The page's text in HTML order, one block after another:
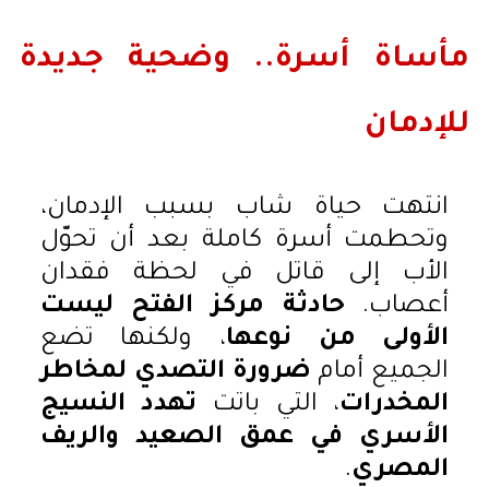
مأساة أسرة.. وضحية جديدة
للإدمان
انتهت حياة شاب بسبب الإدمان،
وتحطمت أسرة كاملة بعد أن تحوّل
الأب إلى قاتل في لحظة فقدان
أعصاب. حادثة مركز الفتح ليست
الأولى من نوعها، ولكنها تضع
الجميع أمام ضرورة التصدي لمخاطر
المخدرات، التي باتت تهدد النسيج
الأسري في عمق الصعيد والريف
المصري.